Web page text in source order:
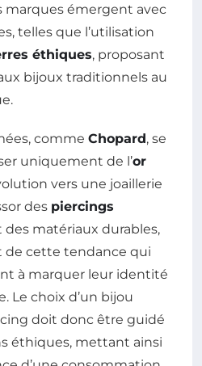
marques émergent avec
telles que l’utilisation
éthiques, proposant
bijoux traditionnels au
comme Chopard, se
uniquement de l’or
vers une joaillerie
des piercings
des matériaux durables,
cette tendance qui
à marquer leur identité
Le choix d’un bijou
doit donc être guidé
éthiques, mettant ainsi